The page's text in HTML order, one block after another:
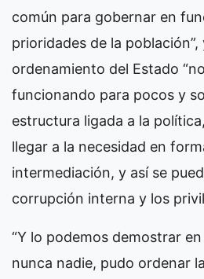
común para gobernar en
prioridades de la
ordenamiento del Estado
funcionando para pocos y
estructura ligada a la
llegar a la necesidad en
intermediación, y así se
corrupción interna y los
“Y lo podemos demostrar
nunca nadie, pudo ordenar